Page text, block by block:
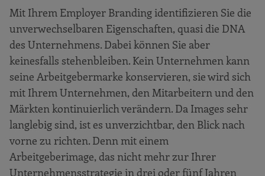
Mit Ihrem Employer Branding identifizieren Sie die
unverwechselbaren Eigenschaften, quasi die DNA
des Unternehmens. Dabei können Sie aber
keinesfalls stehenbleiben. Kein Unternehmen kann
seine Arbeitgebermarke konservieren, sie wird sich
mit Ihrem Unternehmen, den Mitarbeitern und den
Märkten kontinuierlich verändern. Da Images sehr
langlebig sind, ist es unverzichtbar, den Blick nach
vorne zu richten. Denn mit einem
Arbeitgeberimage, das nicht mehr zur Ihrer
Unternehmensstrategie in drei oder fünf Jahren